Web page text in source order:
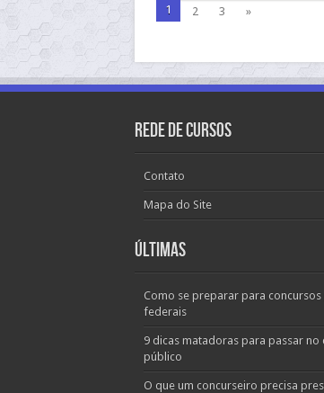
1 2 3 »
Rede de Cursos
Contato
Mapa do Site
Últimas
Como se preparar para
federais
9 dicas matadoras para passar no
público
O que um concurseiro precisa